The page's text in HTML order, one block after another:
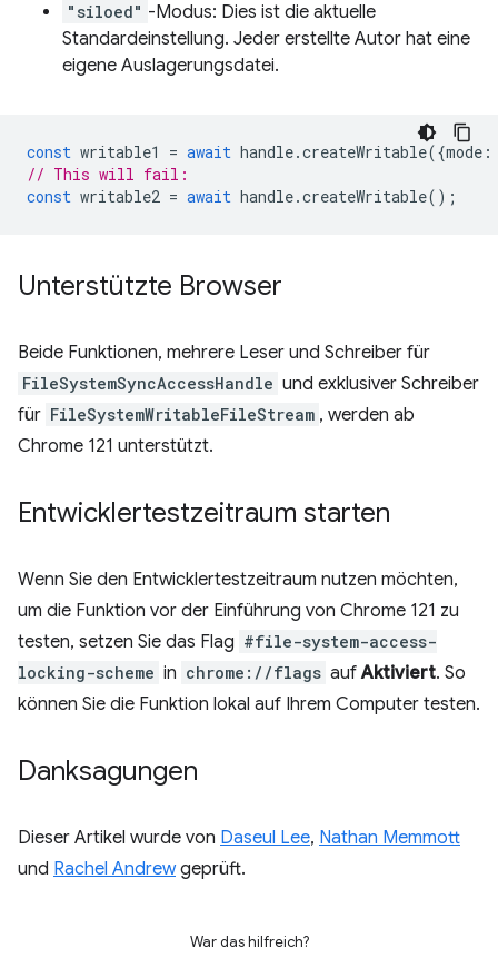
"siloed" -Modus: Dies ist die aktuelle
Standardeinstellung. Jeder erstellte Autor hat eine
eigene Auslagerungsdatei.
const writable1 = await handle.createWritable({mode :
// This will fail:
const writable2 = await handle.createWritable();
Unterstützte Browser
Beide Funktionen, mehrere Leser und Schreiber für
FileSystemSyncAccessHandle und exklusiver Schreiber
für FileSystemWritableFileStream , werden ab
Chrome 121 unterstützt.
Entwicklertestzeitraum starten
Wenn Sie den Entwicklertestzeitraum nutzen möchten,
um die Funktion vor der Einführung von Chrome 121 zu
testen, setzen Sie das Flag #file-system-access-
locking-scheme in chrome://flags aufAktiviert. So
können Sie die Funktion lokal auf Ihrem Computer testen.
Danksagungen
Dieser Artikel wurde von Daseul Lee, Nathan Memmott
und Rachel Andrewgeprüft.
War das hilfreich?